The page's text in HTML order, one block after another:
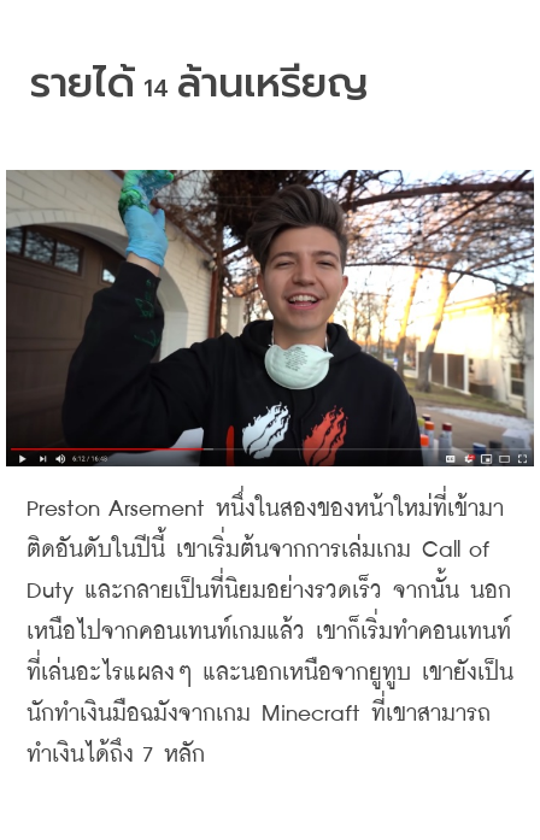
รายได้ 14 ล้านเหรียญ
Preston Arsement หนึ่งในสองของหน้าใหม่ที่เข้ามา
ติดอันดับในปีนี้ เขาเริ่มต้นจากการเล่มเกม Call of
Duty และกลายเป็นที่นิยมอย่างรวดเร็ว จากนั้น นอก
เหนือไปจากคอนเทนท์เกมแล้ว
เขาก็เริ่มทำคอนเทนท์
ที่เล่นอะไรแผลงๆ และนอกเหนือจากยูทูบ เขายังเป็น
นักทำเงินมือฉมังจากเกม Minecraft ที่เขาสามารถ
ทำเงินได้ถึง 7 หลัก